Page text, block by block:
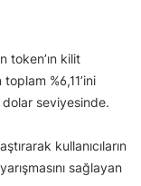
token’ın kilit
%6,11’ini
dolar seviyesinde.
kullanıcıların
sağlayan